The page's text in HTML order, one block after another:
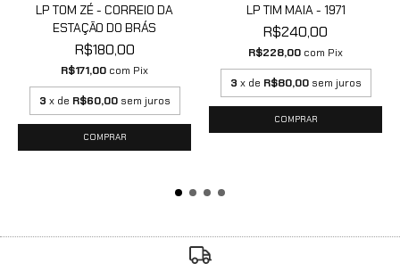
LP TOM ZÉ - CORREIO DA
ESTAÇÃO DO BRÁS
R$180,00
R$171,00 com Pix
3 x de R$60,00 sem juros
LP TIM MAIA - 1971
R$240,00
R$228,00 com Pix
3 x de R$80,00 sem juros